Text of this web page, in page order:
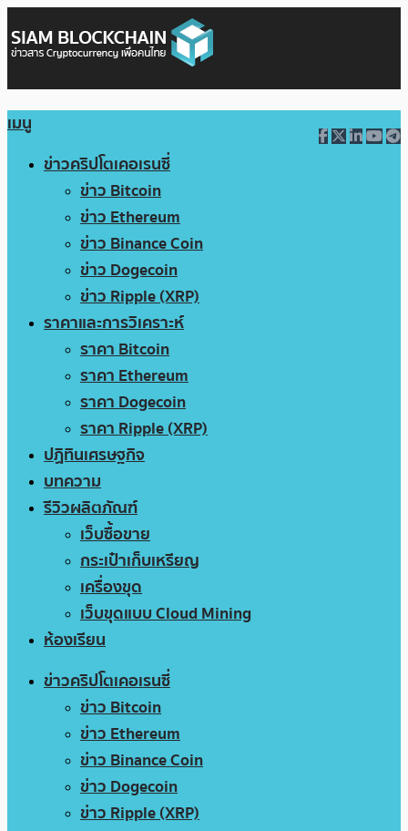
เมนู
ข่าวคริปโตเคอเรนซี่
ข่าว Bitcoin
ข่าว Ethereum
ข่าว Binance Coin
ข่าว Dogecoin
ข่าว Ripple (XRP)
ราคาและการวิเคราะห์
ราคา Bitcoin
ราคา Ethereum
ราคา Dogecoin
ราคา Ripple (XRP)
ปฏิทินเศรษฐกิจ
บทความ
รีวิวผลิตภัณฑ์
เว็บซื้อขาย
กระเป๋าเก็บเหรียญ
เครื่องขุด
เว็บขุดแบบ Cloud Mining
ห้องเรียน
ข่าวคริปโตเคอเรนซี่
ข่าว Bitcoin
ข่าว Ethereum
ข่าว Binance Coin
ข่าว Dogecoin
ข่าว Ripple (XRP)